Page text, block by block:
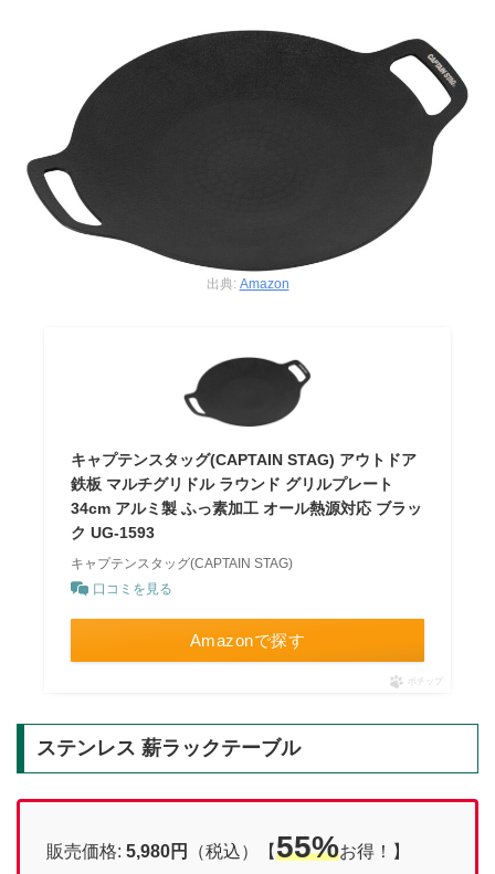
出典: Amazon
キャプテンスタッグ(CAPTAIN STAG) アウトドア
鉄板 マルチグリドル ラウンド グリルプレート
34cm アルミ製 ふっ素加工 オール熱源対応 ブラッ
ク UG-1593
キャプテンスタッグ(CAPTAIN STAG)
口コミを見る
Amazonで探す
ポチップ
ステンレス 薪ラックテーブル
販売価格: 5,980円 （税込）【55%お得！】